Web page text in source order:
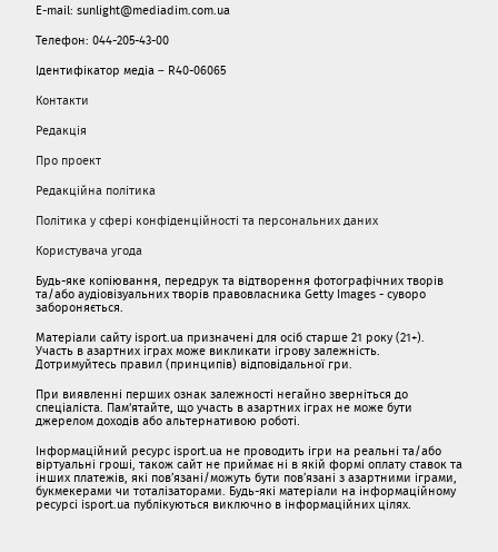
E-mail: sunlight@mediadim.com.ua
Телефон: 044-205-43-00
Ідентифікатор медіа – R40-06065
Контакти
Редакція
Про проект
Редакційна політика
Політика у сфері конфіденційності та персональних даних
Користувача угода
Будь-яке копіювання, передрук та відтворення фотографічних творів
та/або аудіовізуальних творів правовласника Getty Images - суворо
забороняється.
Матеріали сайту isport.ua призначені для осіб старше 21 року (21+).
Участь в азартних іграх може викликати ігрову залежність.
Дотримуйтесь правил (принципів) відповідальної гри.
При виявленні перших ознак залежності негайно зверніться до
спеціаліста. Пам'ятайте, що участь в азартних іграх не може бути
джерелом доходів або альтернативою роботі.
Інформаційний ресурс isport.ua не проводить ігри на реальні та/або
віртуальні гроші, також сайт не приймає ні в якій формі оплату ставок та
інших платежів, які пов’язані/можуть бути пов’язані з азартними іграми,
букмекерами чи тоталізаторами. Будь-які матеріали на інформаційному
ресурсі isport.ua публікуються виключно в інформаційних цілях.